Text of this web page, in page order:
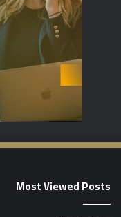
Most Viewed Posts